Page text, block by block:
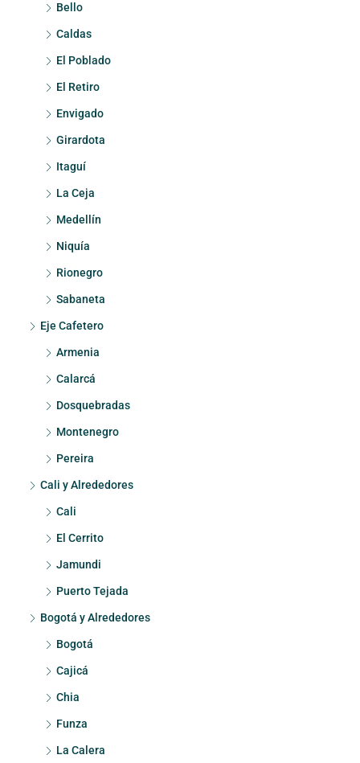
Bello
Caldas
El Poblado
El Retiro
Envigado
Girardota
Itaguí
La Ceja
Medellín
Niquía
Rionegro
Sabaneta
Eje Cafetero
Armenia
Calarcá
Dosquebradas
Montenegro
Pereira
Cali y Alrededores
Cali
El Cerrito
Jamundi
Puerto Tejada
Bogotá y Alrededores
Bogotá
Cajicá
Chia
Funza
La Calera